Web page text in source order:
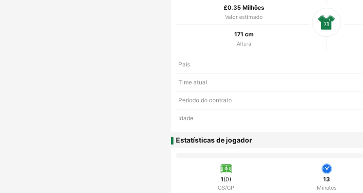
£0.35 Milhões
Valor estimado
171 cm
Altura
71
País
Time atual
Período do contrato
Idade
Estatísticas de jogador
1(0)
GS/GP
13
Minutes